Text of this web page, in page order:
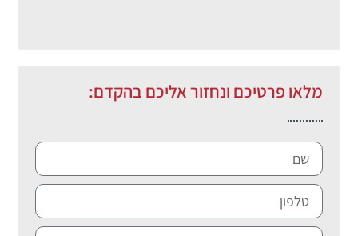
מלאו פרטיכם ונחזור אליכם בהקדם: